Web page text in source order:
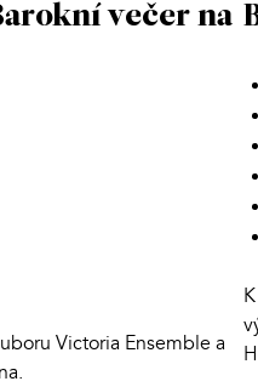
večer na
Victoria Ensemble a